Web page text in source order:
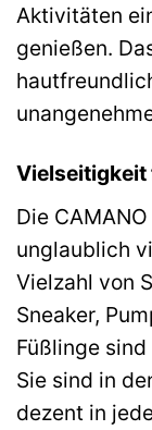
Aktivitäten
genießen.
Vielseitigkeit
Die
unglaublich
Vielzahl von
Sneaker,
Füßlinge
Sie sind in
dezent in